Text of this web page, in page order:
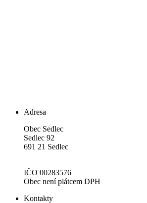
Adresa
Obec Sedlec
Sedlec 92
691 21 Sedlec
IČO 00283576
Obec není plátcem DPH
Kontakty